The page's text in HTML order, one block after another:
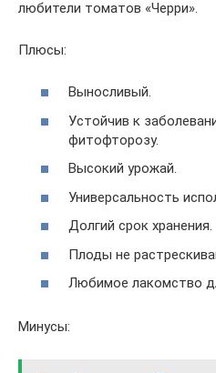
любители томатов «Черри».
Плюсы:
Выносливый.
Устойчив к
фитофторозу.
Высокий урожай.
Универсальность
Долгий срок хранения.
Плоды не
Любимое лакомство
Минусы: